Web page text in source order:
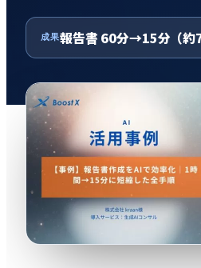
成果報告書 60分→15分（約